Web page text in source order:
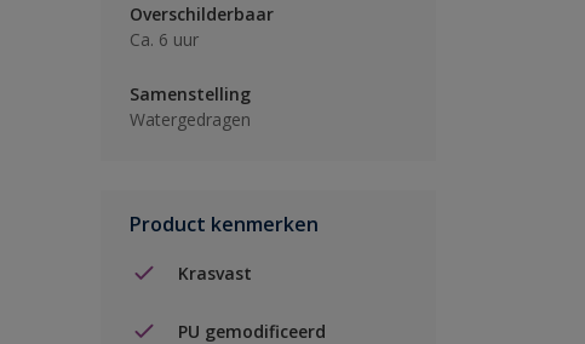
Overschilderbaar
Ca. 6 uur
Samenstelling
Watergedragen
Product kenmerken
Krasvast
PU gemodificeerd